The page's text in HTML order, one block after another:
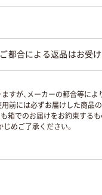
ご都合による返品はお受
が、メーカーの都合等によ
前には必ずお届けした商品
も箱でのお届けをお約束する
めご了承ください。